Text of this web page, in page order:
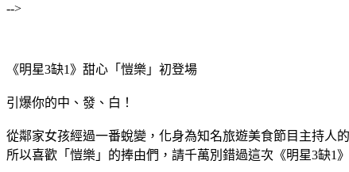
-->
《明星3缺1》甜心「愷樂」初登場
引爆你的中、發、白！
從鄰家女孩經過一番蛻變，化身為知名旅遊美食節目主持人
所以喜歡「愷樂」的捧由們，請千萬別錯過這次《明星3缺1